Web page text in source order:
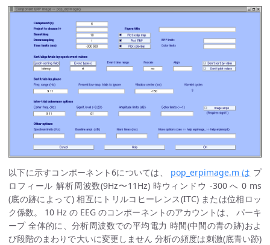
以下に示すコンポーネント6については、 pop_erpimage.m は プ
ロフィール 解析周波数(9Hz〜11Hz) 時ウィンドウ -300 へ 0 ms
(底の跡によって) 相互にトリルコヒーレンス(ITC) または位相ロッ
ク係数。 10 Hz の EEG のコンポーネントのアカウントは、 パーキ
ープ 全体的に、分析周波数での平均電力 時間(中間の青の跡)およ
び段階のまわりで大いに変更しません 分析の頻度は刺激(底青い跡)